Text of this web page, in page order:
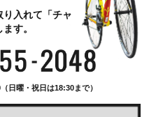
り入れて「チャ
す。
日曜・祝日は18:30まで）